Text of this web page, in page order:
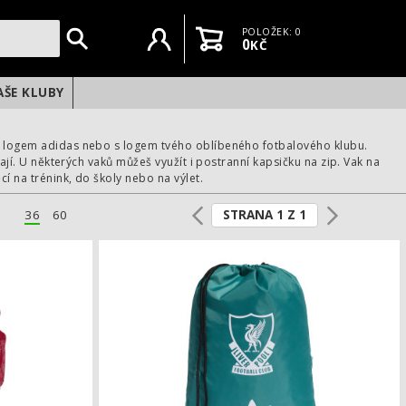
Uživatelský účet
KošíkPOLOŽEK: 0
0KČ
KLUBY
adidas nebo s logem tvého oblíbeného fotbalového klubu.
U některých vaků můžeš využít i postranní kapsičku na zip. Vak na
na trénink, do školy nebo na výlet.
36 60 STRANA 1 Z 1